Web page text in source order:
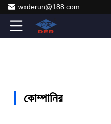
wxderun@188.com
কোম্পানির